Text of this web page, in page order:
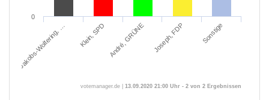
Dr. Jakobs-Woltering, … Klein, SPD André, GRÜNE Joseph, FDP Sonstige
0
votemanager.de | 13.09.2020 21:00 Uhr - 2 von 2 Ergebnissen